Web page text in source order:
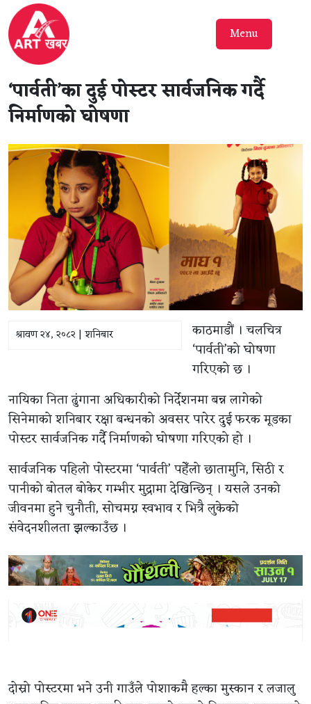
Menu
‘पार्वती’का दुई पोस्टर सार्वजनिक गर्दै
निर्माणको घोषणा
श्रावण २४, २०८२ | शनिबार
काठमाडौं । चलचित्र
‘पार्वती’को घोषणा
गरिएको छ ।
नायिका निता ढुंगाना अधिकारीको निर्देशनमा बन्न लागेको
सिनेमाको शनिबार रक्षा बन्धनको अवसर पारेर दुई फरक मूडका
पोस्टर सार्वजनिक गर्दै निर्माणको घोषणा गरिएको हो ।
सार्वजनिक पहिलो पोस्टरमा ‘पार्वती’ पहेँलो छातामुनि, सिठी र
पानीको बोतल बोकेर गम्भीर मुद्रामा देखिन्छिन् । यसले उनको
जीवनमा हुने चुनौती, सोचमग्न स्वभाव र भित्रै लुकेको
संवेदनशीलता झल्काउँछ ।
दोस्रो पोस्टरमा भने उनी गाउँले पोशाकमै हल्का मुस्कान र लजालु